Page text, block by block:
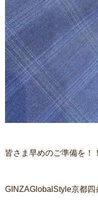
皆さま早めのご準備を！
GINZAGlobalStyle京都